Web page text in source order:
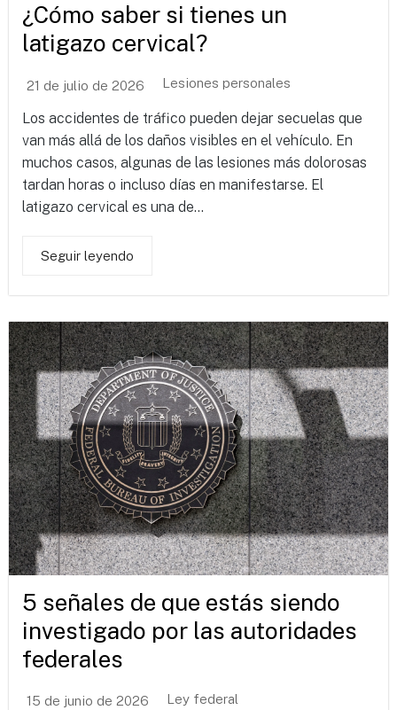
¿Cómo saber si tienes un
latigazo cervical?
21 de julio de 2026 Lesiones personales
Los accidentes de tráfico pueden dejar secuelas que
van más allá de los daños visibles en el vehículo. En
muchos casos, algunas de las lesiones más dolorosas
tardan horas o incluso días en manifestarse. El
latigazo cervical es una de...
Seguir leyendo
5 señales de que estás siendo
investigado por las autoridades
federales
15 de junio de 2026 Ley federal